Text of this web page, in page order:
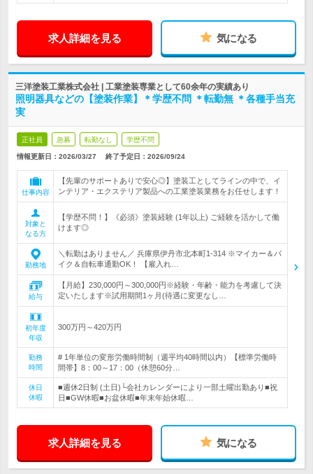
求人詳細を見る 気になる
三洋塗装工業株式会社 | 工業塗装専業として60余年の実績あり
照明器具などの【塗装作業】＊学歴不問 ＊転勤無 ＊各種手当充
実
正社員 急募 転勤なし 学歴不問
情報更新日：2026/03/27 終了予定日： 2026/09/24
仕事内容
【先輩のサポートありで安心◎】塗装工としてラインの中で、イ
ンテリア・エクステリア製品への工業塗装業務をお任せします！
対象と
なる方
【学歴不問！】《必須》塗装経験 (1年以上) ご経験を活かして働
けます◎
勤務地
＼転勤はありません／ 兵庫県伊丹市北本町1-314 ※マイカー＆バ
イク＆自転車通勤OK！ 【雇入れ…
給与
【月給】230,000円～300,000円※経験・年齢・能力を考慮して決
定いたします※試用期間1ヶ月(待遇に変更なし…
初年度
年収
300万円～420万円
勤務
時間
# 1年単位の変形労働時間制（週平均40時間以内）【標準労働時
間帯】8：00～17：00（休憩60分…
休日
休暇
■週休2日制 (土日)└会社カレンダーにより一部土曜出勤あり■祝
日■GW休暇■お盆休暇■年末年始休暇…
求人詳細を見る 気になる